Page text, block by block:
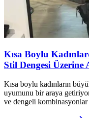
Kısa Boylu
Stil Dengesi Üzerine
Kısa boylu kadınların
uyumunu bir araya
ve dengeli kombinasyonlar